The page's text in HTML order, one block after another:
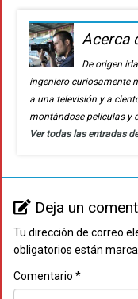
Acerca
De origen
ingeniero curiosamente
a una televisión y a
montándose películas y
Ver todas las entradas
Deja un
Tu dirección de correo
obligatorios están
Comentario *